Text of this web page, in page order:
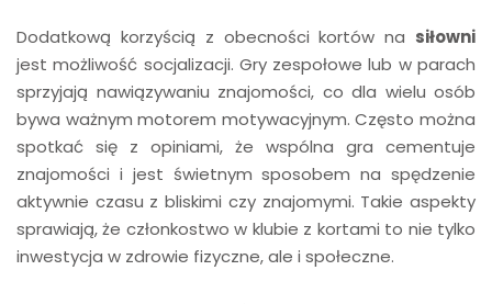
Dodatkową korzyścią z obecności kortów na siłowni
jest możliwość socjalizacji. Gry zespołowe lub w parach
sprzyjają nawiązywaniu znajomości, co dla wielu osób
bywa ważnym motorem motywacyjnym. Często można
spotkać się z opiniami, że wspólna gra cementuje
znajomości i jest świetnym sposobem na spędzenie
aktywnie czasu z bliskimi czy znajomymi. Takie aspekty
sprawiają, że członkostwo w klubie z kortami to nie tylko
inwestycja w zdrowie fizyczne, ale i społeczne.